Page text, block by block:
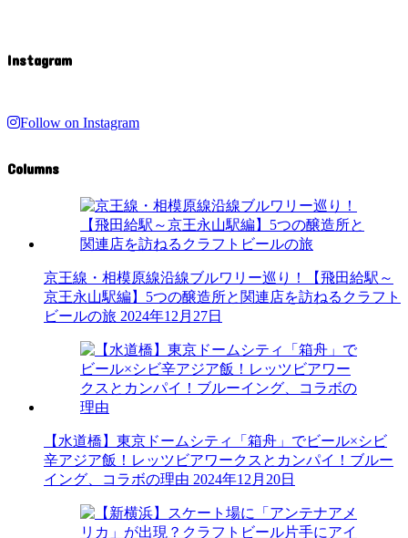
Instagram
Follow on Instagram
Columns
京王線・相模原線沿線ブルワリー巡り！【飛田給駅～
京王永山駅編】5つの醸造所と関連店を訪ねるクラフト
ビールの旅 2024年12月27日
【水道橋】東京ドームシティ「箱舟」でビール×シビ
辛アジア飯！レッツビアワークスとカンパイ！ブルー
イング、コラボの理由 2024年12月20日